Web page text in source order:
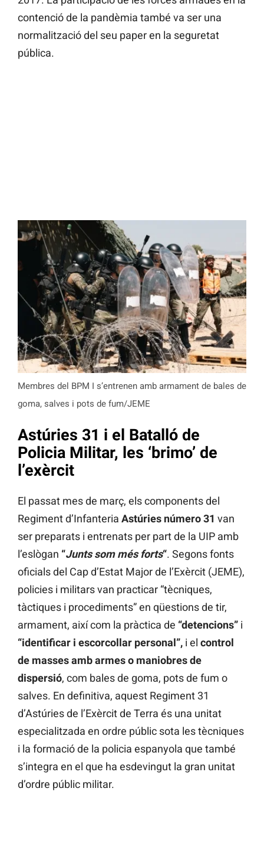
contenció de la pandèmia també va ser una
normalització del seu paper en la seguretat
pública.
Membres del BPM I s’entrenen amb armament de bales de
goma, salves i pots de fum/JEME
Astúries 31 i el Batalló de
Policia Militar, les ‘brimo’ de
l’exèrcit
El passat mes de març, els components del
Regiment d’Infanteria Astúries número 31 van
ser preparats i entrenats per part de la UIP amb
l’eslògan “Junts som més forts“. Segons fonts
oficials del Cap d’Estat Major de l’Exèrcit (JEME),
policies i militars van practicar “tècniques,
tàctiques i procediments” en qüestions de tir,
armament, així com la pràctica de “detencions” i
“identificar i escorcollar personal”, i el control
de masses amb armes o maniobres de
dispersió, com bales de goma, pots de fum o
salves. En definitiva, aquest Regiment 31
d’Astúries de l’Exèrcit de Terra és una unitat
especialitzada en ordre públic sota les tècniques
i la formació de la policia espanyola que també
s’integra en el que ha esdevingut la gran unitat
d’ordre públic militar.